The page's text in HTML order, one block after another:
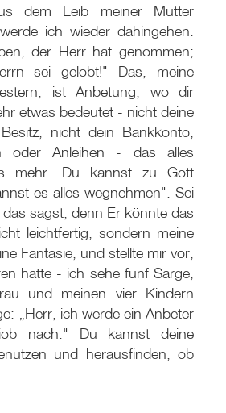
dem Leib meiner Mutter
ich wieder dahingehen.
der Herr hat genommen;
sei gelobt!" Das, meine
ist Anbetung, wo dir
etwas bedeutet - nicht deine
nicht dein Bankkonto,
oder Anleihen - das alles
mehr. Du kannst zu Gott
es alles wegnehmen". Sei
sagst, denn Er könnte das
leichtfertig, sondern meine
Fantasie, und stellte mir vor,
hätte - ich sehe fünf Särge,
und meinen vier Kindern
„Herr, ich werde ein Anbeter
nach." Du kannst deine
und herausfinden, ob